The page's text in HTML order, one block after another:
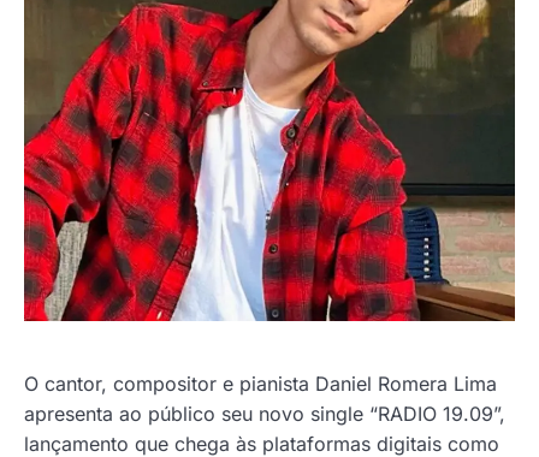
O cantor, compositor e pianista Daniel Romera Lima
apresenta ao público seu novo single “RADIO 19.09”,
lançamento que chega às plataformas digitais como